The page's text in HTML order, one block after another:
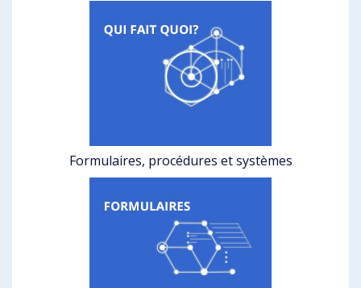
Formulaires, procédures et systèmes